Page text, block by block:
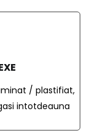
/ plastifiat,
intotdeauna